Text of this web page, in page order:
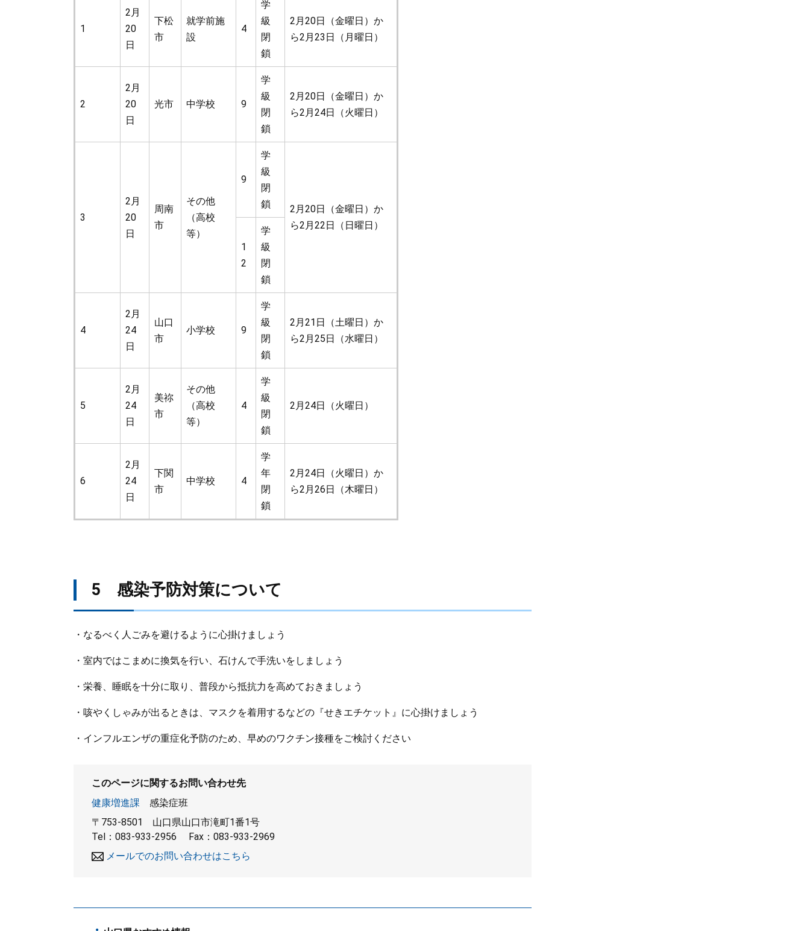
1
2月
20
日
下松
市
就学前施
設
4
学
級
閉
鎖
2月20日（金曜日）か
ら2月23日（月曜日）
2
2月
20
日
光市 中学校 9
学
級
閉
鎖
2月20日（金曜日）か
ら2月24日（火曜日）
3
2月
20
日
周南
市
その他
（高校
等）
9
学
級
閉
鎖
2月20日（金曜日）か
ら2月22日（日曜日）
1
2
学
級
閉
鎖
4
2月
24
日
山口
市
小学校 9
学
級
閉
鎖
2月21日（土曜日）か
ら2月25日（水曜日）
5
2月
24
日
美祢
市
その他
（高校
等）
4
学
級
閉
鎖
2月24日（火曜日）
6
2月
24
日
下関
市
中学校 4
学
年
閉
鎖
2月24日（火曜日）か
ら2月26日（木曜日）
5 感染予防対策について
​・なるべく人ごみを避けるように心掛けましょう
・室内ではこまめに換気を行い、石けんで手洗いをしましょう
・栄養、睡眠を十分に取り、普段から抵抗力を高めておきましょう
・咳やくしゃみが出るときは、マスクを着用するなどの『せきエチケット』に心掛けましょう
・インフルエンザの重症化予防のため、早めのワクチン接種をご検討ください
このページに関するお問い合わせ先
健康増進課
感染症班
〒753-8501
山口県山口市滝町1番1号
Tel：083-933-2956
Fax：083-933-2969
メールでのお問い合わせはこちら